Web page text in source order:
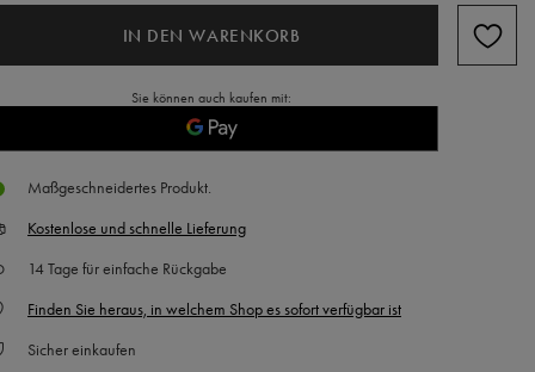
IN DEN WARENKORB
Sie können auch kaufen mit:
Maßgeschneidertes Produkt
Kostenlose und schnelle Lieferung
14Tage für einfache Rückgabe
Finden Sie heraus, in welchem Shop es sofort verfügbar ist
Sicher einkaufen